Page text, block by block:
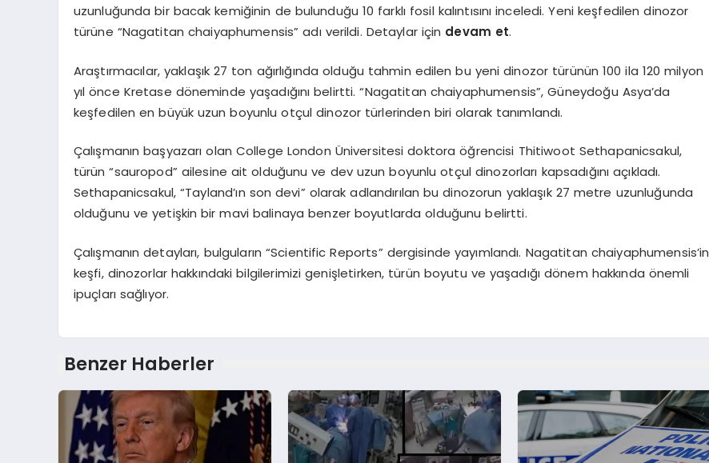
uzunluğunda bir bacak kemiğinin de bulunduğu 10 farklı fosil kalıntısını inceledi. Yeni keşfedilen dinozor
türüne “Nagatitan chaiyaphumensis” adı verildi. Detaylar için devam et.
Araştırmacılar, yaklaşık 27 ton ağırlığında olduğu tahmin edilen bu yeni dinozor türünün 100 ila 120 milyon
yıl önce Kretase döneminde yaşadığını belirtti. “Nagatitan chaiyaphumensis”, Güneydoğu Asya’da
keşfedilen en büyük uzun boyunlu otçul dinozor türlerinden biri olarak tanımlandı.
Çalışmanın başyazarı olan College London Üniversitesi doktora öğrencisi Thitiwoot Sethapanicsakul,
türün “sauropod” ailesine ait olduğunu ve dev uzun boyunlu otçul dinozorları kapsadığını açıkladı.
Sethapanicsakul, “Tayland’ın son devi” olarak adlandırılan bu dinozorun yaklaşık 27 metre uzunluğunda
olduğunu ve yetişkin bir mavi balinaya benzer boyutlarda olduğunu belirtti.
Çalışmanın detayları, bulguların “Scientific Reports” dergisinde yayımlandı. Nagatitan chaiyaphumensis’in
keşfi, dinozorlar hakkındaki bilgilerimizi genişletirken, türün boyutu ve yaşadığı dönem hakkında önemli
ipuçları sağlıyor.
Benzer Haberler